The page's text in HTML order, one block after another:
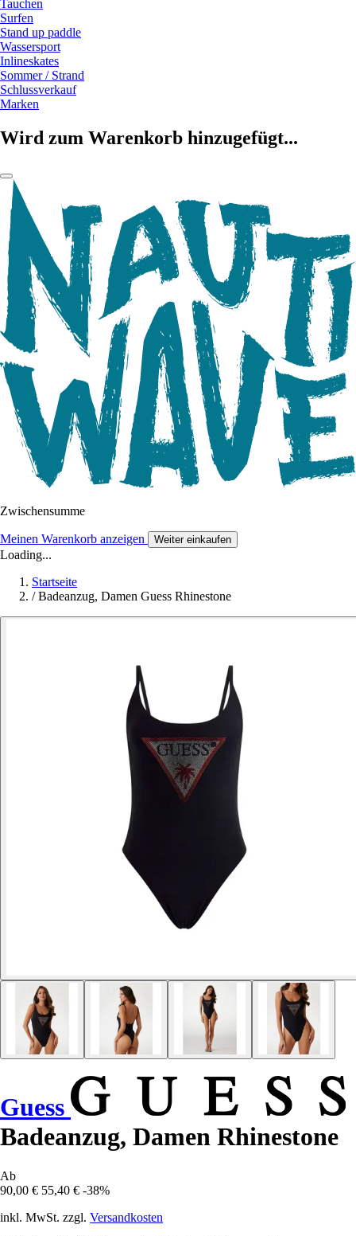
Tauchen
Surfen
Stand up paddle
Wassersport
Inlineskates
Sommer / Strand
Schlussverkauf
Marken
Wird zum Warenkorb hinzugefügt...
Zwischensumme
Meinen Warenkorb anzeigen Weiter einkaufen
Loading...
Startseite
/ Badeanzug, Damen Guess Rhinestone
Guess
Badeanzug, Damen Rhinestone
Ab
90,00 € 55,40 € -38%
inkl. MwSt. zzgl. Versandkosten